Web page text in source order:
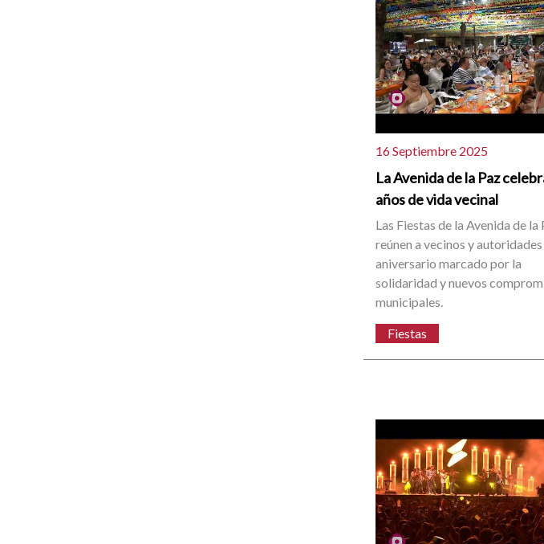
16 Septiembre 2025
La Avenida de la Paz
años de vida vecinal
Las Fiestas de la Avenida de la
reúnen a vecinos y autoridades
aniversario marcado por la
solidaridad y nuevos
municipales.
Fiestas